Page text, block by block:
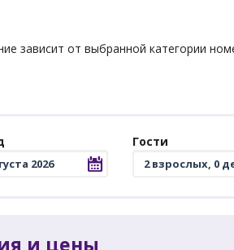
зависит от выбранной категории
Гости
и цены